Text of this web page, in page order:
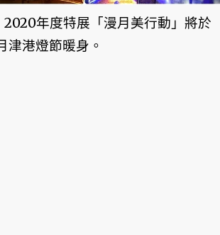
年度特展「漫月美行動」將於
津港燈節暖身。